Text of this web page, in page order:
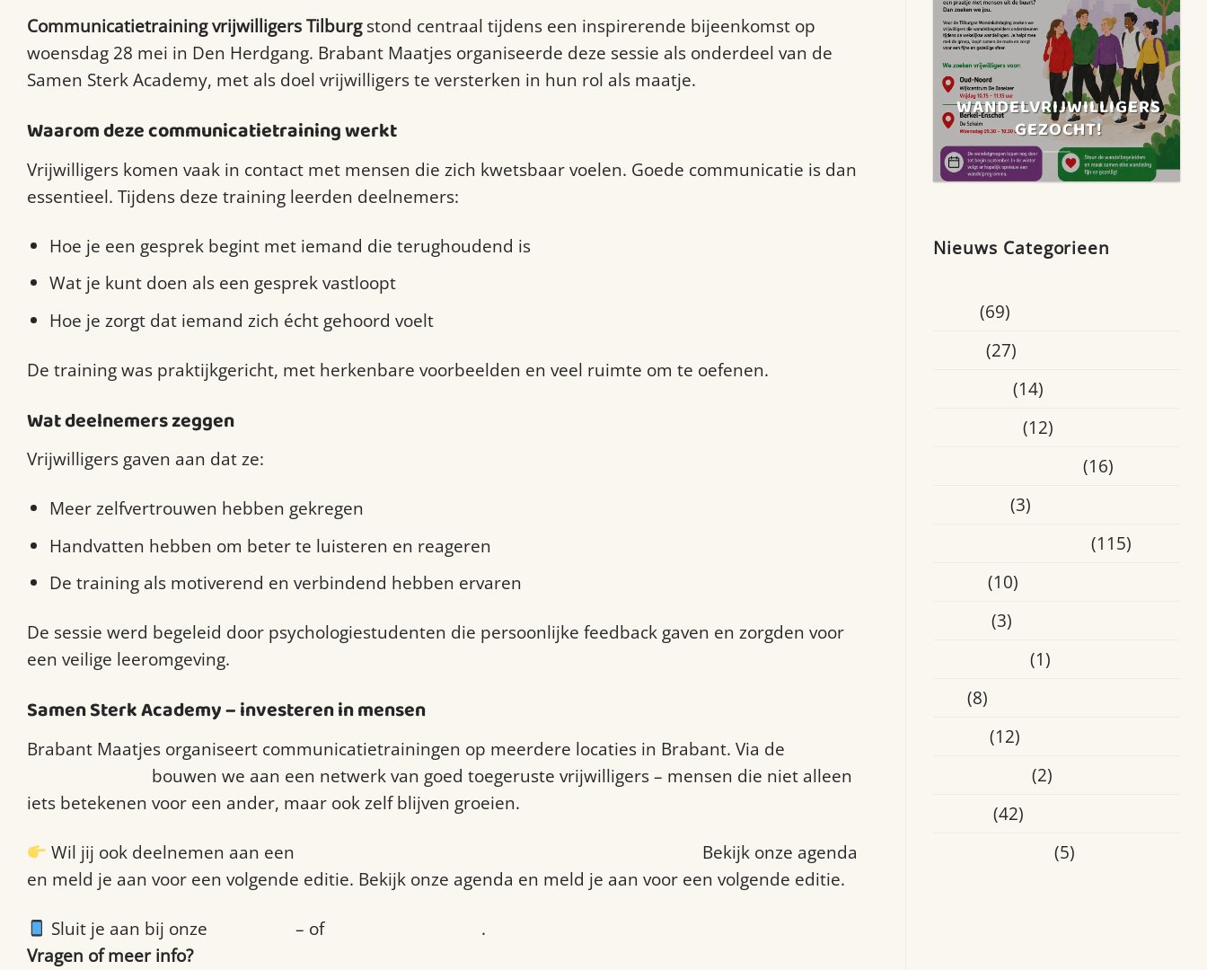
Communicatietraining vrijwilligers Tilburgstond centraal tijdens een inspirerende bijeenkomst op
woensdag 28 mei in Den Herdgang. Brabant Maatjes organiseerde deze sessie als onderdeel van de
Samen Sterk Academy, met als doel vrijwilligers te versterken in hun rol als maatje.
Waarom deze communicatietraining werkt
Vrijwilligers komen vaak in contact met mensen die zich kwetsbaar voelen. Goede communicatie is dan
essentieel. Tijdens deze training leerden deelnemers:
Hoe je een gesprek begint met iemand die terughoudend is
Wat je kunt doen als een gesprek vastloopt
Hoe je zorgt dat iemand zich écht gehoord voelt
De training was praktijkgericht, met herkenbare voorbeelden en veel ruimte om te oefenen.
Wat deelnemers zeggen
Vrijwilligers gaven aan dat ze:
Meer zelfvertrouwen hebben gekregen
Handvatten hebben om beter te luisteren en reageren
De training als motiverend en verbindend hebben ervaren
De sessie werd begeleid door psychologiestudenten die persoonlijke feedback gaven en zorgden voor
een veilige leeromgeving.
Samen Sterk Academy – investeren in mensen
Brabant Maatjes organiseert communicatietrainingen op meerdere locaties in Brabant. Via de
bouwen we aan een netwerk van goed toegeruste vrijwilligers – mensen die niet alleen
iets betekenen voor een ander, maar ook zelf blijven groeien.
Wil jij ook deelnemen aan een
Bekijk onze agenda
en meld je aan voor een volgende editie. Bekijk onze agenda en meld je aan voor een volgende editie.
Sluit je aan bij onze – of
.
Vragen of meer info?
WANDELVRIJWILLIGERS
GEZOCHT!
Nieuws Categorieen
(69)
(27)
(14)
(12)
(16)
(3)
(115)
(10)
(3)
(1)
(8)
(12)
(2)
(42)
(5)